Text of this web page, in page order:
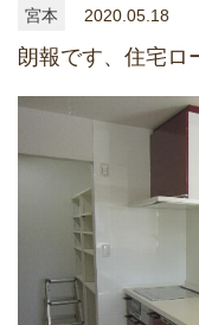
宮本 2020.05.18
朗報です、住宅ロ